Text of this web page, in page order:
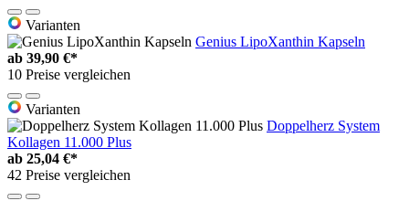
Varianten
Genius LipoXanthin Kapseln
ab 39,90 €*
10 Preise vergleichen
Varianten
Doppelherz System
Kollagen 11.000 Plus
ab 25,04 €*
42 Preise vergleichen